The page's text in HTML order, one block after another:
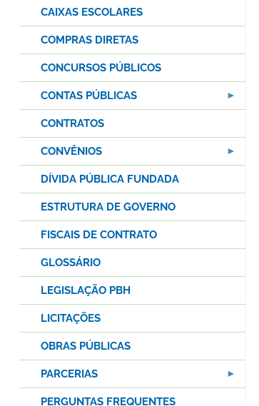
CAIXAS ESCOLARES
COMPRAS DIRETAS
CONCURSOS PÚBLICOS
CONTAS PÚBLICAS
CONTRATOS
CONVÊNIOS
DÍVIDA PÚBLICA FUNDADA
ESTRUTURA DE GOVERNO
FISCAIS DE CONTRATO
GLOSSÁRIO
LEGISLAÇÃO PBH
LICITAÇÕES
OBRAS PÚBLICAS
PARCERIAS
PERGUNTAS FREQUENTES